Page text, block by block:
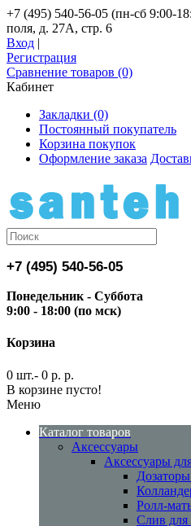
+7 (495) 540-56-05 (пн-сб 9:00-
поля, д. 27А, стр. 6
Вход |
Регистрация
Сравнение товаров (0)
Кабинет
Закладки (0)
Постоянный покупатель
Корзина покупок
Оформление заказа
+7 (495) 540-56-05
Понедельник - Суббота
9:00 - 18:00 (по мск)
Корзина
0 шт.- 0 р. р.
В корзине пусто!
Меню
Каталог товаров
Аксессуары
Аксессуары
Ролл-
Слив для